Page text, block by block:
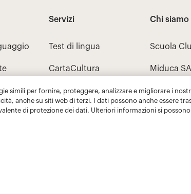
simili per fornire, proteggere, analizzare e migliorare i
anche su siti web di terzi. I dati possono anche essere
di protezione dei dati. Ulteriori informazioni si possono